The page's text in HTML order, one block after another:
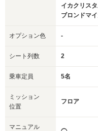
イカクリス
ブロンドマ
オプション色 -
シート列数 2
乗車定員 5名
ミッション
位置
フロア
マニュアル